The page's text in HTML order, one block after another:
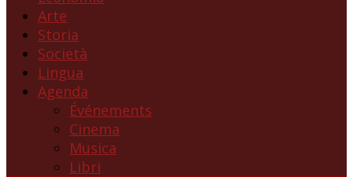
Arte
Storia
Società
Lingua
Agenda
Événements
Cinema
Musica
Libri